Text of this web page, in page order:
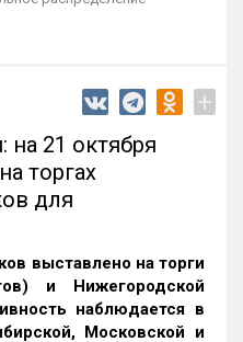
+
на 21 октября
торгах
для
выставлено на торги
и Нижегородской
наблюдается в
Московской и